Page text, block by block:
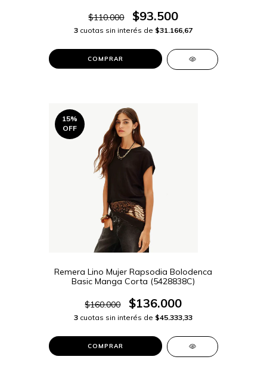
$110.000 $93.500
3 cuotas sin interés de $31.166,67
COMPRAR
15%
OFF
Remera Lino Mujer Rapsodia Bolodenca
Basic Manga Corta (5428838C)
$160.000 $136.000
3 cuotas sin interés de $45.333,33
COMPRAR